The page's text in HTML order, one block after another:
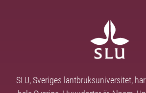
SLU, Sveriges lantbruksuniversitet,